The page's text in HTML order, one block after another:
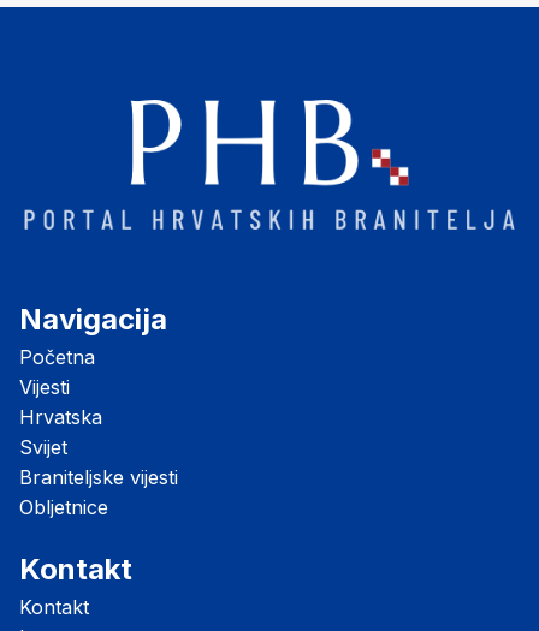
Navigacija
Početna
Vijesti
Hrvatska
Svijet
Braniteljske vijesti
Obljetnice
Kontakt
Kontakt